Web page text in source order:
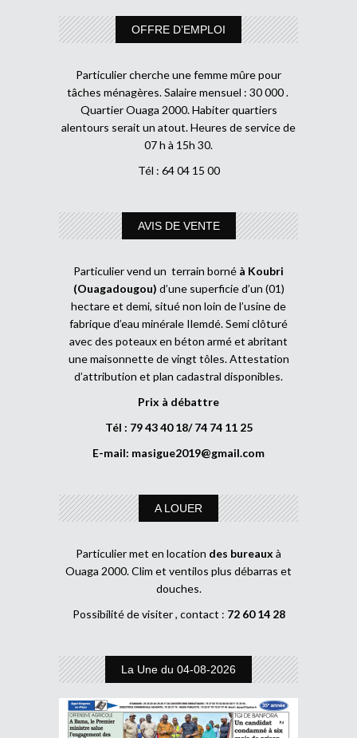
OFFRE D’EMPLOI
Particulier cherche une femme mûre pour
tâches ménagères. Salaire mensuel : 30 000 .
Quartier Ouaga 2000. Habiter quartiers
alentours serait un atout. Heures de service de
07 h à 15h 30.
Tél : 64 04 15 00
AVIS DE VENTE
Particulier vend un terrain borné à Koubri
(Ouagadougou) d’une superficie d’un (01)
hectare et demi, situé non loin de l’usine de
fabrique d’eau minérale Ilemdé. Semi clôturé
avec des poteaux en béton armé et abritant
une maisonnette de vingt tôles. Attestation
d’attribution et plan cadastral disponibles.
Prix à débattre
Tél : 79 43 40 18/ 74 74 11 25
E-mail: masigue2019@gmail.com
A LOUER
Particulier met en location des bureaux à
Ouaga 2000. Clim et ventilos plus débarras et
douches.
Possibilité de visiter , contact : 72 60 14 28
La Une du 04-08-2026